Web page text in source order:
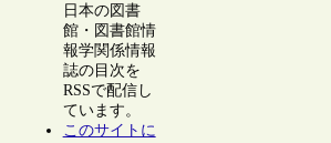
日本の図書
館・図書館情
報学関係情報
誌の目次を
RSSで配信し
ています。
このサイトに